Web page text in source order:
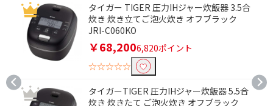
タイガー TIGER 圧力IHジャー炊飯器 3.5合
炊き 炊き立てご泡火炊き オフブラック
JRI-C060KO
￥68,2006,820ポイント
☆☆☆☆☆
タイガーTIGER 圧力IHジャー炊飯器 5.5合
炊き 炊きたて ご泡火炊き オフブラック